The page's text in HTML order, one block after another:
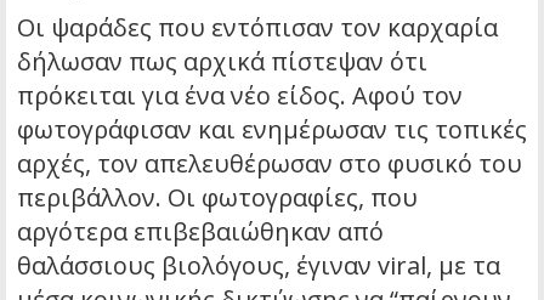
Οι ψαράδες που εντόπισαν τον καρχαρία
δήλωσαν πως αρχικά πίστεψαν ότι
πρόκειται για ένα νέο είδος. Αφού τον
φωτογράφισαν και ενημέρωσαν τις τοπικές
αρχές, τον απελευθέρωσαν στο φυσικό του
περιβάλλον. Οι φωτογραφίες, που
αργότερα επιβεβαιώθηκαν από
θαλάσσιους βιολόγους, έγιναν viral, με τα